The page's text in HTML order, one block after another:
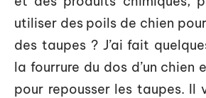
utiliser des poils de chien
des taupes ? J’ai fait
la fourrure du dos d’un chien
pour repousser les taupes. Il